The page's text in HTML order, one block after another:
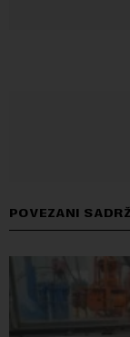
POVEZANI